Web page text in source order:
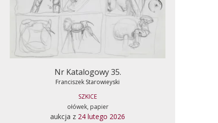
Nr Katalogowy 35.
Franciszek Starowieyski
SZKICE
ołówek, papier
aukcja z 24 lutego 2026